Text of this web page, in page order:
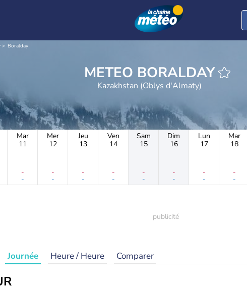
Boralday
METEO BORALDAY
Kazakhstan (Oblys d'Almaty)
Mar
11
-
-
Mer
12
-
-
Jeu
13
-
-
Ven
14
-
-
Sam
15
-
-
Dim
16
-
-
Lun
17
-
-
Mar
18
-
-
Journée Heure / Heure Comparer